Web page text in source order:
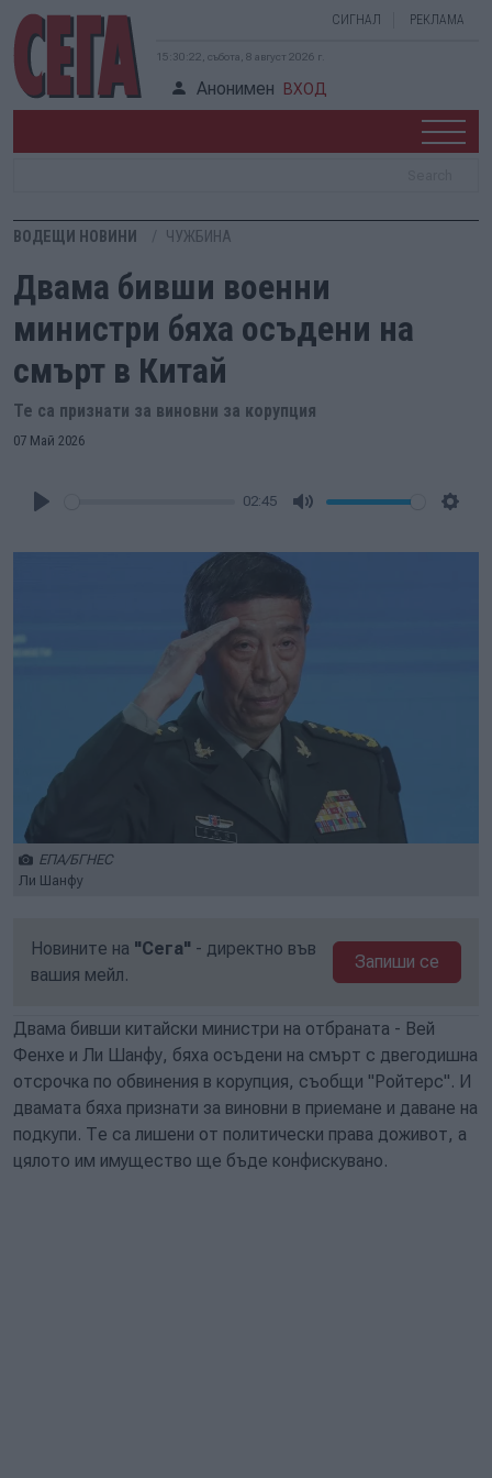
СИГНАЛ РЕКЛАМА
15:30:23, събота, 8 август 2026 г.
Анонимен ВХОД
ВОДЕЩИ НОВИНИ ЧУЖБИНА
Двама бивши военни
министри бяха осъдени на
смърт в Китай
Те са признати за виновни за корупция
07 Май 2026
02:45
ЕПА/БГНЕС
Ли Шанфу
Новините на "Сега" - директно във
вашия мейл.
Запиши се
Двама бивши китайски министри на отбраната - Вей
Фенхе и Ли Шанфу, бяха осъдени на смърт с двегодишна
отсрочка по обвинения в корупция, съобщи "Ройтерс". И
двамата бяха признати за виновни в приемане и даване на
подкупи. Те са лишени от политически права доживот, а
цялото им имущество ще бъде конфискувано.